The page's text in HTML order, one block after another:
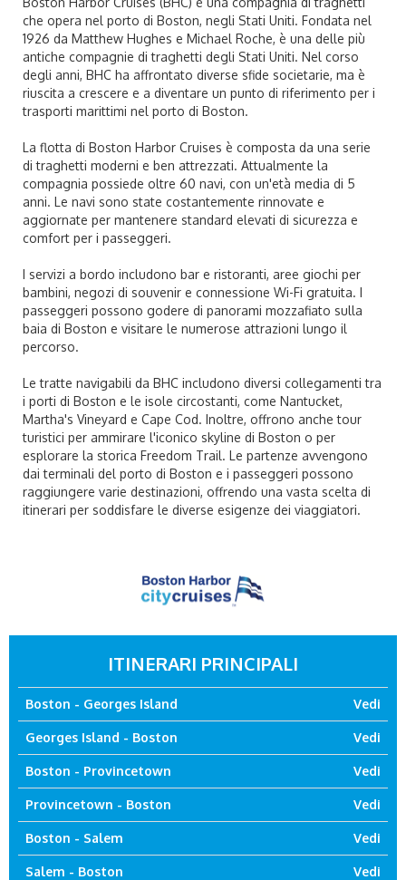
che opera nel porto di Boston, negli Stati Uniti. Fondata nel
1926 da Matthew Hughes e Michael Roche, è una delle più
antiche compagnie di traghetti degli Stati Uniti. Nel corso
degli anni, BHC ha affrontato diverse sfide societarie, ma è
riuscita a crescere e a diventare un punto di riferimento per i
trasporti marittimi nel porto di Boston.
La flotta di Boston Harbor Cruises è composta da una serie
di traghetti moderni e ben attrezzati. Attualmente la
compagnia possiede oltre 60 navi, con un'età media di 5
anni. Le navi sono state costantemente rinnovate e
aggiornate per mantenere standard elevati di sicurezza e
comfort per i passeggeri.
I servizi a bordo includono bar e ristoranti, aree giochi per
bambini, negozi di souvenir e connessione Wi-Fi gratuita. I
passeggeri possono godere di panorami mozzafiato sulla
baia di Boston e visitare le numerose attrazioni lungo il
percorso.
Le tratte navigabili da BHC includono diversi collegamenti tra
i porti di Boston e le isole circostanti, come Nantucket,
Martha's Vineyard e Cape Cod. Inoltre, offrono anche tour
turistici per ammirare l'iconico skyline di Boston o per
esplorare la storica Freedom Trail. Le partenze avvengono
dai terminali del porto di Boston e i passeggeri possono
raggiungere varie destinazioni, offrendo una vasta scelta di
itinerari per soddisfare le diverse esigenze dei viaggiatori.
ITINERARI PRINCIPALI
Boston - Georges Island Vedi
Georges Island - Boston Vedi
Boston - Provincetown Vedi
Provincetown - Boston Vedi
Boston - Salem Vedi
Salem - Boston Vedi